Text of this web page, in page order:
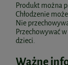
Produkt można
Chłodzenie
Nie
Przechowywać
dzieci.
Ważne